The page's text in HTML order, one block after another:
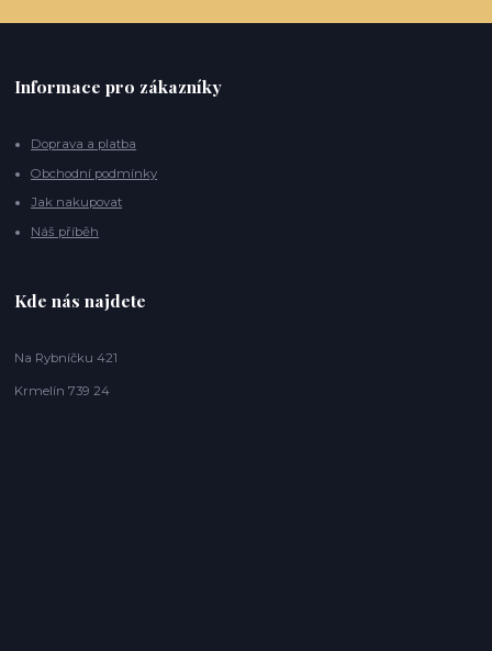
Informace pro zákazníky
Doprava a platba
Obchodní podmínky
Jak nakupovat
Náš příběh
Kde nás najdete
Na Rybníčku 421
Krmelín 739 24